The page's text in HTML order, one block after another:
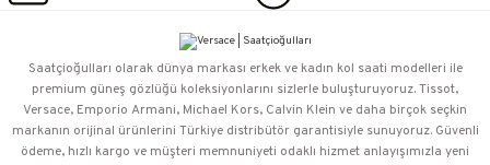
Saatçioğulları⁠ olarak dünya markası erkek ve kadın kol saati modelleri ile
premium güneş gözlüğü koleksiyonlarını sizlerle buluşturuyoruz. Tissot,
Versace, Emporio Armani, Michael Kors, Calvin Klein ve daha birçok seçkin
markanın orijinal ürünlerini Türkiye distribütör garantisiyle sunuyoruz. Güvenli
ödeme, hızlı kargo ve müşteri memnuniyeti odaklı hizmet anlayışımızla yeni